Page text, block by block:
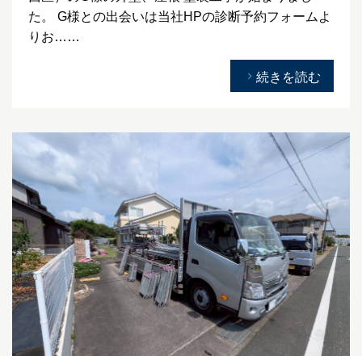
た。 G様との出会いは当社HPの診断予約フォームよ
りお……
続きを読む